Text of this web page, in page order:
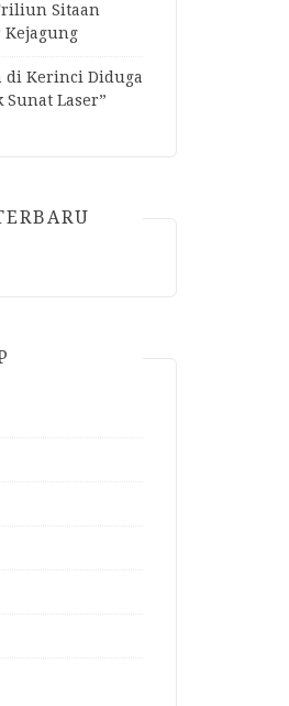
Sitaan
Kejagung
di Kerinci Diduga
Laser”